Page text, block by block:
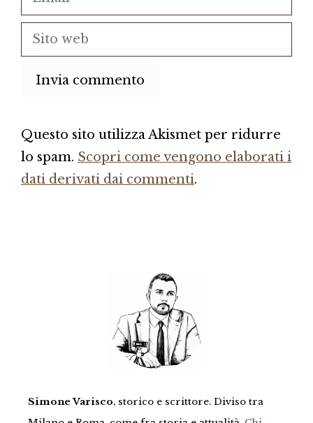
Sito
web
Questo sito utilizza Akismet per ridurre
lo spam. Scopri come vengono elaborati i
dati derivati dai commenti.
Simone Varisco, storico e scrittore. Diviso tra